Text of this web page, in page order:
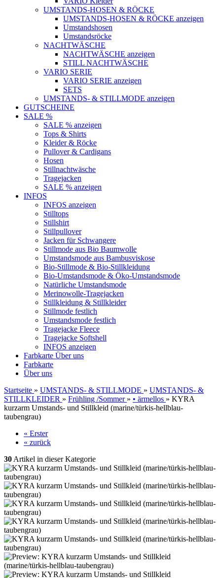
UMSTANDS-HOSEN & RÖCKE
UMSTANDS-HOSEN & RÖCKE anzeigen
Umstandshosen
Umstandsröcke
NACHTWÄSCHE
NACHTWÄSCHE anzeigen
STILL NACHTWÄSCHE
VARIO SERIE
VARIO SERIE anzeigen
SETS
UMSTANDS- & STILLMODE anzeigen
GUTSCHEINE
SALE %
SALE % anzeigen
Tops & Shirts
Kleider & Röcke
Pullover & Cardigans
Hosen
Stillnachtwäsche
Tragejacken
SALE % anzeigen
INFOS
INFOS anzeigen
Stilltops
Stillshirt
Stillpullover
Jacken für Schwangere
Stillmode aus Bio Baumwolle
Umstandsmode aus Bambusviskose
Bio-Stillmode & Bio-Stillkleidung
Bio-Umstandsmode & Öko-Umstandsmode
Natürliche Umstandsmode
Merinowolle-Tragejacken
Stillkleidung & Stillkleider
Stillmode festlich
Umstandsmode festlich
Tragejacke Fleece
Tragejacke Softshell
INFOS anzeigen
Farbkarte Über uns
Farbkarte
Über uns
Startseite » UMSTANDS- & STILLMODE » UMSTANDS- &
STILLKLEIDER » Frühling /Sommer » • ärmellos » KYRA
kurzarm Umstands- und Stillkleid (marine/türkis-hellblau-
taubengrau)
« Erster
« zurück
30 Artikel in dieser Kategorie